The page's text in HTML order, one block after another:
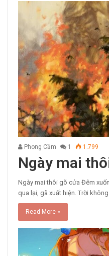
Phong Cầm 1 1.799
Ngày mai
Ngày mai thôi gõ cửa Đêm
qua lại, gã xuất hiện. Trời không
Read More »